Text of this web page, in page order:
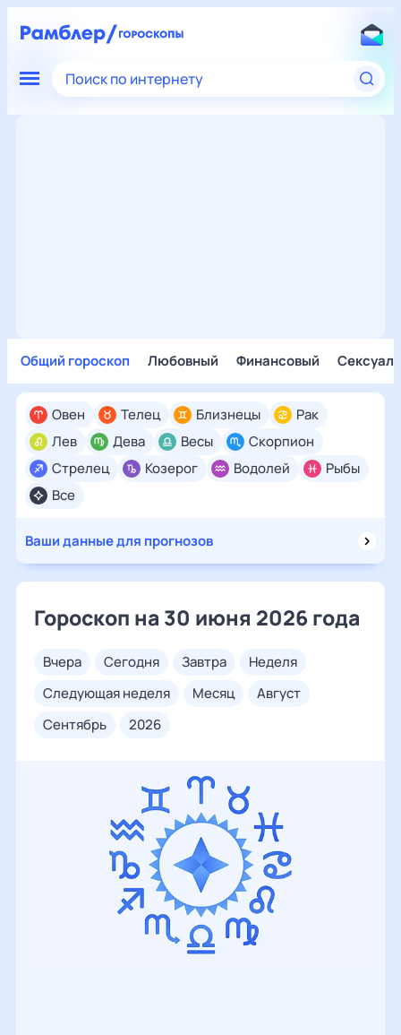
Поиск по интернету
Общий гороскоп Любовный Финансовый
Все
Овен Телец Близнецы
Рак
Лев
Дева Весы
Скорпион
Стрелец
Козерог Водолей Рыбы
Ваши данные для прогнозов
Гороскоп на 30 июня 2026 года
вчера сегодня завтра
неделя
следующая неделя
месяц
август
сентябрь
2026